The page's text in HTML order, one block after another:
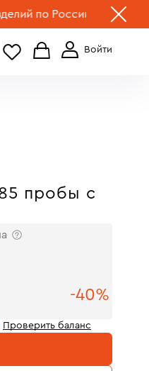
по России. Выбрать
+7 (499) 519-00-00
пробы с
-40%
Проверить баланс